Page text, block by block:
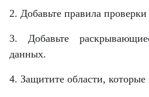
2. Добавьте правила
3. Добавьте
данных.
4. Защитите области, которые